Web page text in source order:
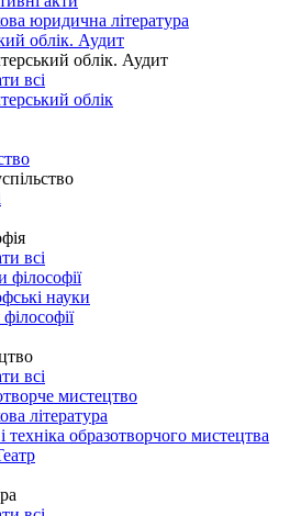
юридична література
облік. Аудит
облік. Аудит
всі
облік
всі
філософії
науки
філософії
всі
мистецтво
література
техніка образотворчого мистецтва